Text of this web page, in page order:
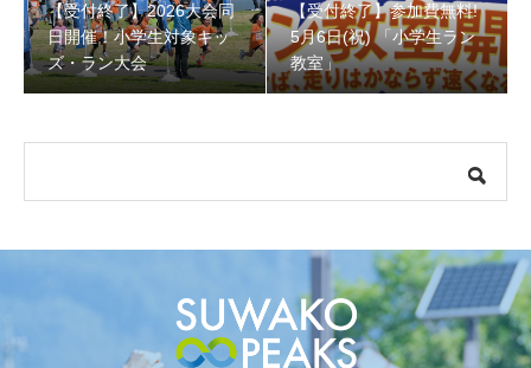
【受付終了】参加費無料! 5月6日(祝) 「小学生ラン教室」
【受付終了】2026大会同
日開催！小学生対象キッ
ズ・ラン大会
【受付終了】参加費無料!
5月6日(祝) 「小学生ラン
教室」